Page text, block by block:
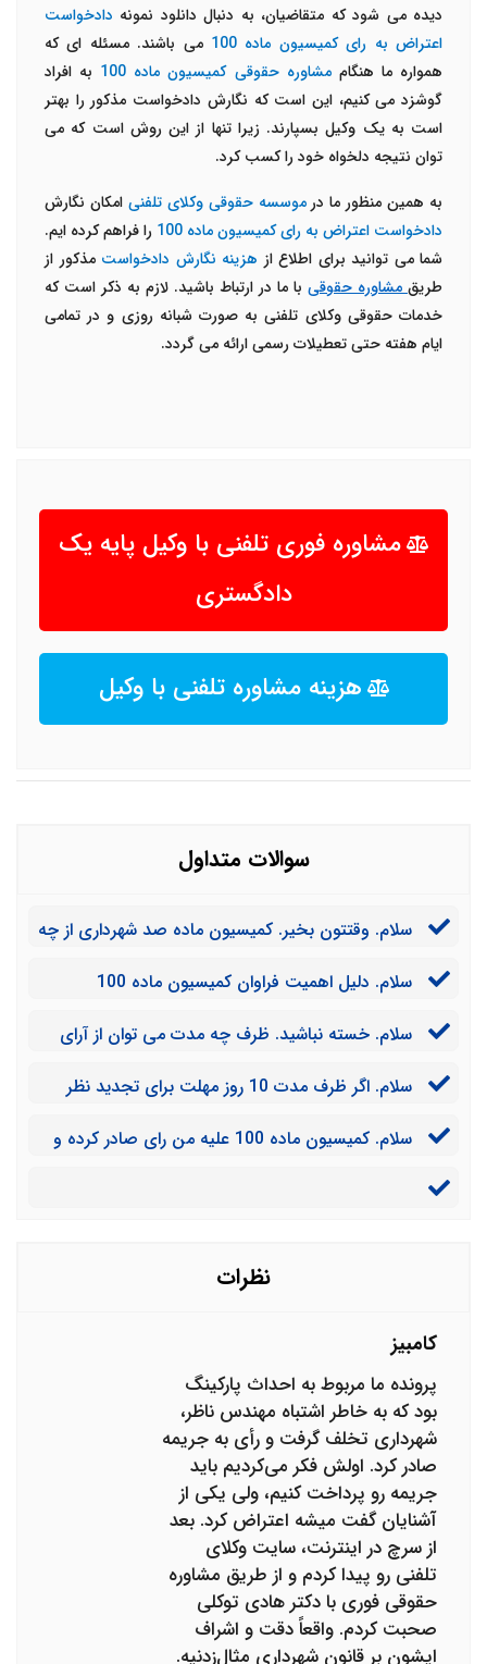
دیده می شود که متقاضیان، به دنبال دانلود نمونه دادخواست
اعتراض به رای کمیسیون ماده 100
می باشند. مسئله ای که
همواره ما هنگاممشاوره حقوقی کمیسیون ماده 100
به افراد
گوشزد می کنیم، این است که نگارش دادخواست مذکور را بهتر
است به یک وکیل بسپارند. زیرا تنها از این روش است که می
توان نتیجه دلخواه خود را کسب کرد.
به همین منظور ما درموسسه حقوقی وکلای تلفنی امکان نگارش
دادخواست اعتراض به رای کمیسیون ماده 100
را فراهم کرده ایم.
شما می توانید برای اطلاع از هزینه نگارش دادخواست مذکور از
طریقمشاوره حقوقی با ما در ارتباط باشید. لازم به ذکر است که
خدمات حقوقی وکلای تلفنی به صورت شبانه روزی و در تمامی
ایام هفته حتی تعطیلات رسمی ارائه می گردد.
مشاوره فوری تلفنی با وکیل پایه یک
دادگستری
هزینه مشاوره تلفنی با وکیل
سوالات متداول
سلام. وقتتون بخیر. کمیسیون ماده صد شهرداری از چه
سلام. دلیل اهمیت فراوان کمیسیون ماده 100
سلام. خسته نباشید. ظرف چه مدت می توان از آرای
سلام. اگر ظرف مدت 10 روز مهلت برای تجدید نظر
مذکور اعتراض نمود؟
سلام. کمیسیون ماده 100 علیه من رای صادر کرده و
ساخته نیست؟
نظرات
کامبیز
پرونده ما مربوط به احداث پارکینگ
بود که به خاطر اشتباه مهندس ناظر،
شهرداری تخلف گرفت و رأی به جریمه
صادر کرد. اولش فکر می‌کردیم باید
جریمه رو پرداخت کنیم، ولی یکی از
آشنایان گفت میشه اعتراض کرد. بعد
از سرچ در اینترنت، سایت وکلای
تلفنی رو پیدا کردم و از طریق مشاوره
حقوقی فوری با دکتر هادی توکلی
صحبت کردم. واقعاً دقت و اشراف
ایشون بر قانون شهرداری مثال‌زدنیه.